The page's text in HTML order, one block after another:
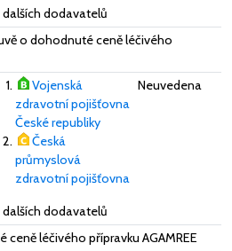
dalších dodavatelů
o dohodnuté ceně léčivého
Vojenská
zdravotní pojišťovna
České republiky
Česká
průmyslová
zdravotní pojišťovna
dalších dodavatelů
Neuvedena
léčivého přípravku AGAMREE